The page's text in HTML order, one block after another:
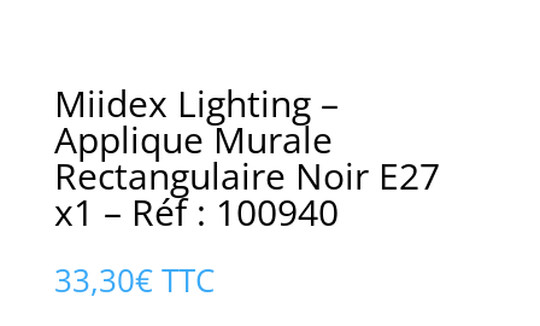
Miidex Lighting –
Applique Murale
Rectangulaire Noir E27
x1 – Réf : 100940
33,30€ TTC